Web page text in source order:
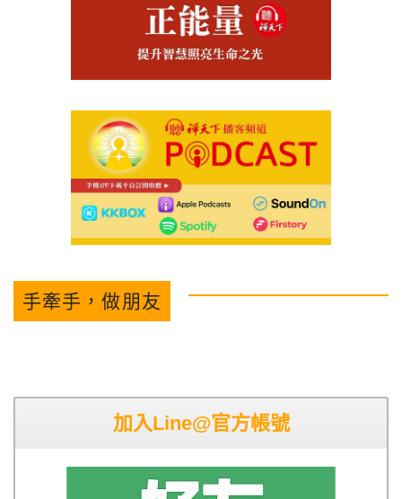
手牽手，做朋友
加入Line@官方帳號